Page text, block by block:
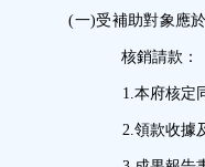
(一)受補助對象應
核銷請款：
1.本府核定
2.領款收據